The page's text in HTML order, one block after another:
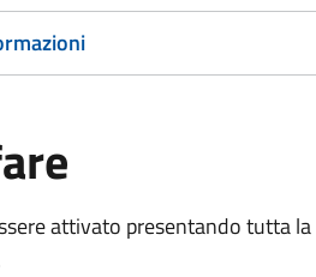
attivato presentando tutta